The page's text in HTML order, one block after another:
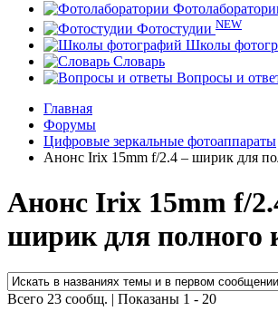
Фотостудии NEW
Школы
Словарь
Вопросы и
Главная
Форумы
Цифровые зеркальные фотоаппараты
Анонс Irix 15mm f/2.4 – ширик для
Анонс Irix 15mm f/
ширик для полного
Всего 23 сообщ. | Показаны 1 - 20